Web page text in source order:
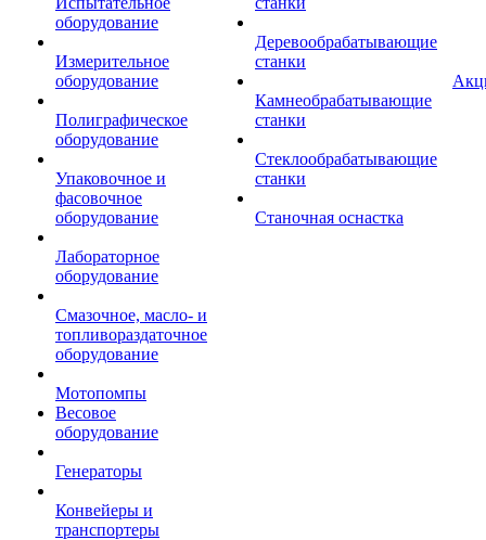
оборудование
Измерительное
оборудование
Полиграфическое
оборудование
Упаковочное и
фасовочное
оборудование
Лабораторное
оборудование
Смазочное, масло- и
топливораздаточное
оборудование
Мотопомпы
Весовое
оборудование
Генераторы
Конвейеры и
транспортеры
Деревообрабатывающие
станки
Камнеобрабатывающие
станки
Стеклообрабатывающие
станки
Станочная оснастка